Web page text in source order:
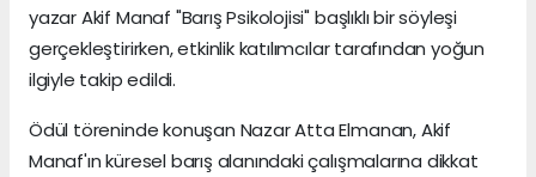
yazar Akif Manaf "Barış Psikolojisi" başlıklı bir söyleşi
gerçekleştirirken, etkinlik katılımcılar tarafından yoğun
ilgiyle takip edildi.
Ödül töreninde konuşan Nazar Atta Elmanan, Akif
Manaf'ın küresel barış alanındaki çalışmalarına dikkat